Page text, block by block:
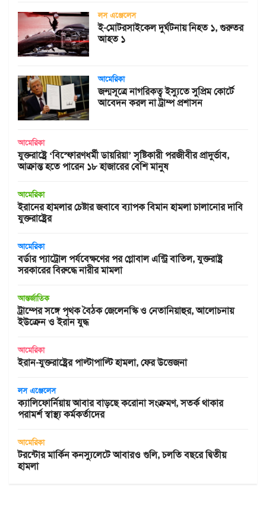
লস এঞ্জেলেস
ই-মোটরসাইকেল দুর্ঘটনায় নিহত ১, গুরুতর
আহত ১
আমেরিকা
জন্মসূত্রে নাগরিকত্ব ইস্যুতে সুপ্রিম কোর্টে
আবেদন করল না ট্রাম্প প্রশাসন
আমেরিকা
যুক্তরাষ্ট্রে ‘বিস্ফোরণধর্মী ডায়রিয়া’ সৃষ্টিকারী পরজীবীর প্রাদুর্ভাব,
আক্রান্ত হতে পারেন ১৮ হাজারের বেশি মানুষ
আমেরিকা
ইরানের হামলার চেষ্টার জবাবে ব্যাপক বিমান হামলা চালানোর দাবি
যুক্তরাষ্ট্রের
আমেরিকা
বর্ডার প্যাট্রোল পর্যবেক্ষণের পর গ্লোবাল এন্ট্রি বাতিল, যুক্তরাষ্ট্র
সরকারের বিরুদ্ধে নারীর মামলা
আন্তর্জাতিক
ট্রাম্পের সঙ্গে পৃথক বৈঠক জেলেনস্কি ও নেতানিয়াহুর, আলোচনায়
ইউক্রেন ও ইরান যুদ্ধ
আমেরিকা
ইরান-যুক্তরাষ্ট্রের পাল্টাপাল্টি হামলা, ফের উত্তেজনা
লস এঞ্জেলেস
ক্যালিফোর্নিয়ায় আবার বাড়ছে করোনা সংক্রমণ, সতর্ক থাকার
পরামর্শ স্বাস্থ্য কর্মকর্তাদের
আমেরিকা
টরন্টোর মার্কিন কনস্যুলেটে আবারও গুলি, চলতি বছরে দ্বিতীয়
হামলা